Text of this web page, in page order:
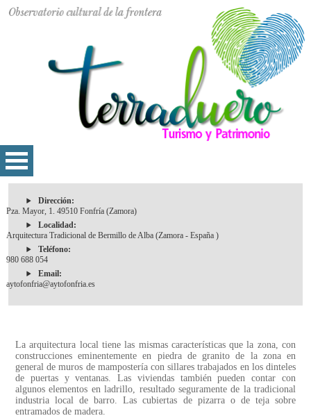
Dirección:
Pza. Mayor, 1. 49510 Fonfría (Zamora)
Localidad:
Arquitectura Tradicional de Bermillo de Alba (Zamora - España )
Teléfono:
980 688 054
Email:
aytofonfria@aytofonfria.es
La arquitectura local tiene las mismas características que la zona, con
construcciones eminentemente en piedra de granito de la zona en
general de muros de mampostería con sillares trabajados en los dinteles
de puertas y ventanas. Las viviendas también pueden contar con
algunos elementos en ladrillo, resultado seguramente de la tradicional
industria local de barro. Las cubiertas de pizarra o de teja sobre
entramados de madera.